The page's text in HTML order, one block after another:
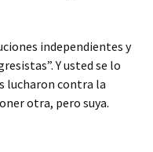
independientes y
Y usted se lo
lucharon contra la
otra, pero suya.